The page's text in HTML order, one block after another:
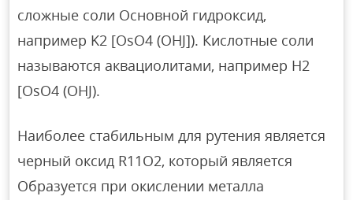
сложные соли Основной гидроксид,
например K2 [OsO4 (OHJ]). Кислотные соли
называются аквациолитами, например H2
[OsO4 (OHJ).
Наиболее стабильным для рутения является
черный оксид R11O2, который является
Образуется при окислении металла